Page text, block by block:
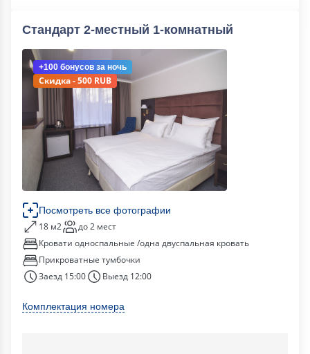
Стандарт 2-местный 1-комнатный
+100 бонусов за ночь
Скидка - 500 RUB
Посмотреть все фотографии
18 м2
до 2 мест
Кровати односпальные /одна двуспальная кровать
Прикроватные тумбочки
Заезд 15:00
Выезд 12:00
Комплектация номера